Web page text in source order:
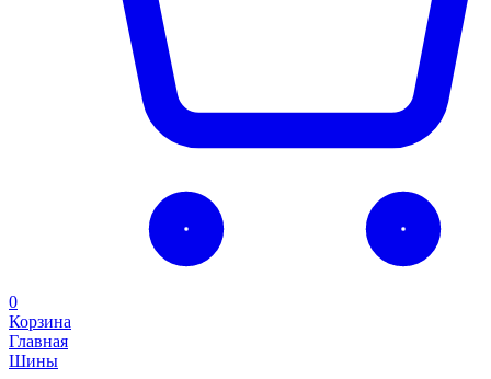
0
Корзина
Главная
Шины